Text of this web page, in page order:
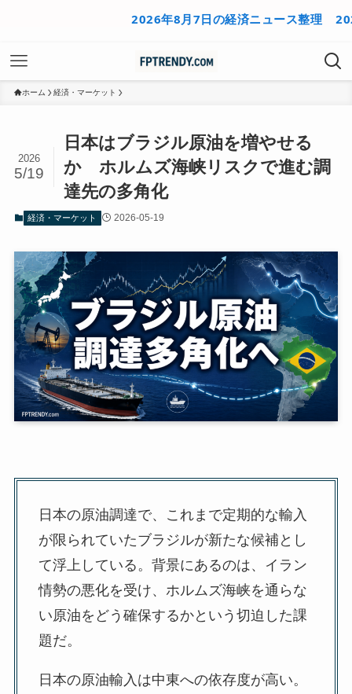
2026年8月7日の経済ニュース整理 2026年8
ホーム 経済・マーケット
日本はブラジル原油を増やせる
か ホルムズ海峡リスクで進む調
達先の多角化
2026
5/19
経済・マーケット 2026-05-19
日本の原油調達で、これまで定期的な輸入
が限られていたブラジルが新たな候補とし
て浮上している。背景にあるのは、イラン
情勢の悪化を受け、ホルムズ海峡を通らな
い原油をどう確保するかという切迫した課
題だ。
日本の原油輸入は中東への依存度が高い。